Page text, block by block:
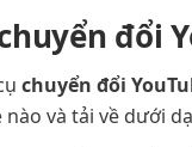
chuyển đổi
chuyển đổi
nào và tải về dưới